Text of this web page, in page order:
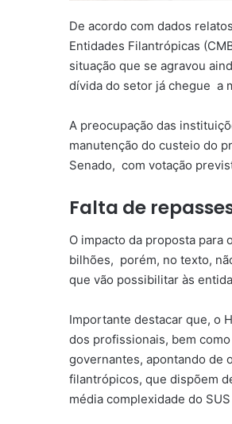
De acordo com dados
Entidades Filantrópicas
situação que se agravou
dívida do setor já chegue a
A preocupação das
manutenção do custeio do
Senado, com votação
Falta de
O impacto da proposta para
bilhões, porém, no texto,
que vão possibilitar às
Importante destacar que, o
dos profissionais, bem
governantes, apontando de
filantrópicos, que dispõem
média complexidade do